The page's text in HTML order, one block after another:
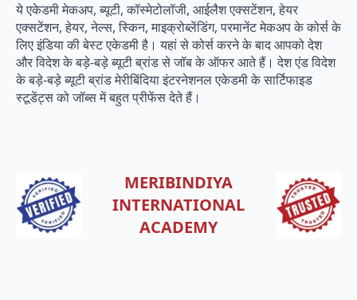
ये एकेडमी मेकअप, ब्यूटी, कॉस्मेटोलॉजी, आईलैश एक्सटेंशन, हेयर
एक्सटेंशन, हेयर, नेल्स, स्किन, माइक्रोब्लेंडिंग, परमानेंट मेकअप के कोर्स के
लिए इंडिया की बेस्ट एकेडमी है। यहां से कोर्स करने के बाद आपको देश
और विदेश के बड़े-बड़े ब्यूटी ब्रांड से जॉब के ऑफर आते हैं। देश एंड विदेश
के बड़े-बड़े ब्यूटी ब्रांड मेरीबिंदिया इंटरनेशनल एकेडमी के सार्टिफाइड
स्टूडेंट्स को जॉब्स में बहुत प्रीफेंस देते हैं।
MERIBINDIYA
INTERNATIONAL
ACADEMY